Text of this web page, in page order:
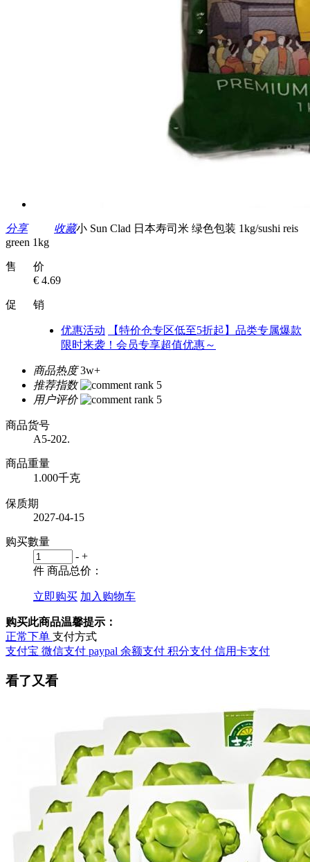
分享 收藏小 Sun Clad 日本寿司米 绿色包装 1kg/sushi reis
green 1kg
售 价
€ 4.69
促 销
优惠活动
【特价仓专区低至5折起】品类专属爆款
限时来袭！会员专享超值优惠～
商品热度 3w+
推荐指数
用户评价
商品货号
A5-202.
商品重量
1.000千克
保质期
2027-04-15
购买數量
- +
件 商品总价：
立即购买 加入购物车
购买此商品温馨提示：
正常下单 支付方式
支付宝 微信支付 paypal 余额支付 积分支付 信用卡支付
看了又看